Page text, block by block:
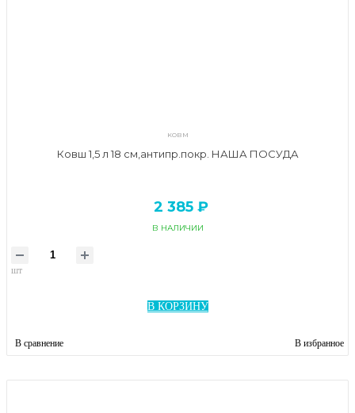
ковм
Ковш 1,5 л 18 см,антипр.покр. НАША ПОСУДА
2 385 ₽
В НАЛИЧИИ
шт
В КОРЗИНУ
В сравнение В избранное